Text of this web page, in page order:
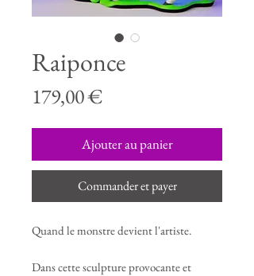
Raiponce
179,00 €Prix
Ajouter au panier
Commander et payer
Quand le monstre devient l'artiste.
Dans cette sculpture provocante et